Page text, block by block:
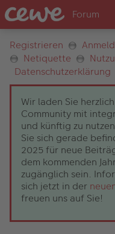
Registrieren
Netiquette
Datenschutzerklärung
Wir laden Sie
Community mit
und künftig zu
Sie sich gerade
2025 für neue
dem kommenden
zugänglich sein.
sich jetzt in der
freuen uns auf Sie!